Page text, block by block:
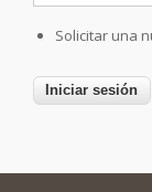
Solicitar una